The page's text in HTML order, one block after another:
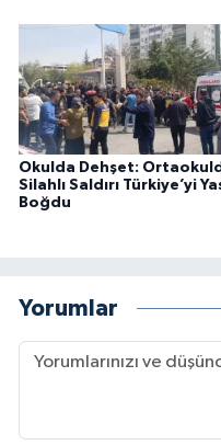
Okulda Dehşet:
Silahlı Saldırı Türkiye’yi
Boğdu
Yorumlar